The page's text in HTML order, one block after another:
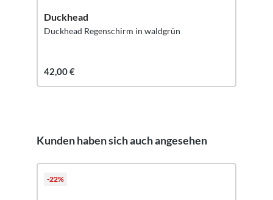
Duckhead
Duckhead Regenschirm in waldgrün
42,00 €
Produktgalerie überspringen
Kunden haben sich auch angesehen
-22%